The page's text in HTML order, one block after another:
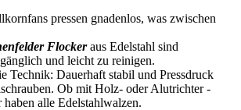
pressen gnadenlos, was zwischen
Flockeraus Edelstahl sind
und leicht zu reinigen.
Technik: Dauerhaft stabil und Pressdruck
Ob mit Holz- oder Alutrichter -
alle Edelstahlwalzen.